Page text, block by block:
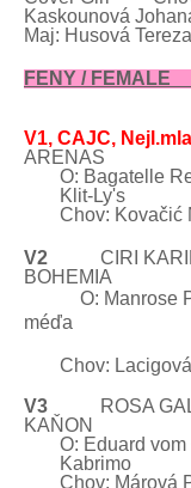
Kaskounová
Maj: Husová Tereza
FENY /
V1, CAJC,
O: Bagatelle
Klit-Ly's
Chov: Kovačić
V2 CIRI
O: Manrose
Chov:
V3 ROSA
O: Eduard
Kabrimo
Chov: Márová